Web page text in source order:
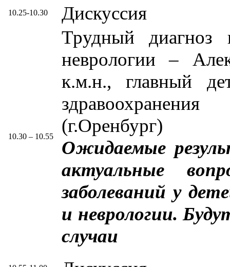
10.25-10.30 Дискуссия
10.30 – 10.55
Трудный диагноз
неврологии –
к.м.н., главный
(г.Оренбург)
Ожидаемые
актуальные
заболеваний у
и неврологии.
случаи